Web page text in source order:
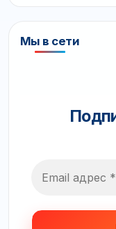
Мы в сети